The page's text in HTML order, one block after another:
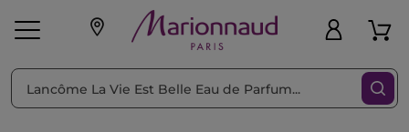
Triediť podľa Filtrovať